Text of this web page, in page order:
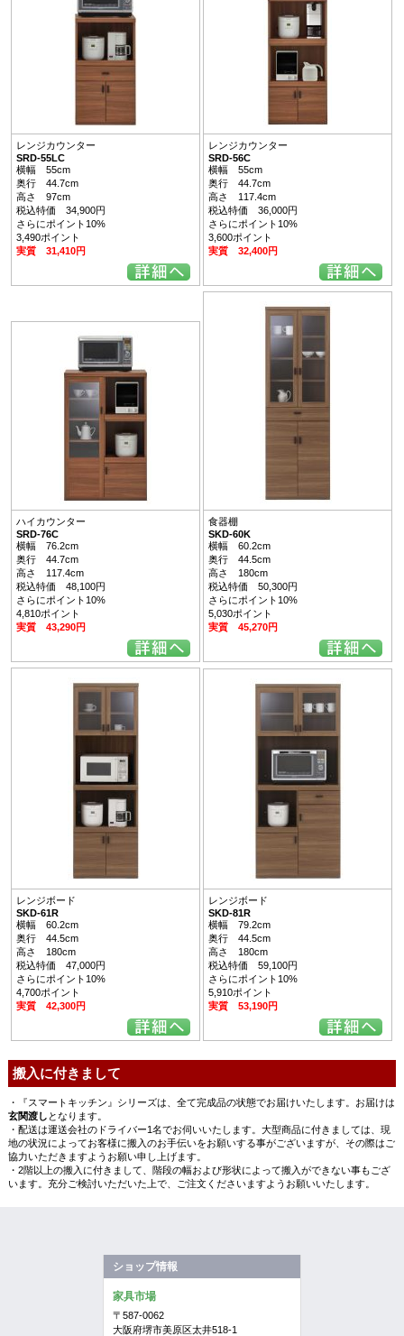
レンジカウンター
SRD-55LC
横幅 55cm
奥行 44.7cm
高さ 97cm
税込特価 34,900円
さらにポイント10%
3,490ポイント
実質 31,410円
レンジカウンター
SRD-56C
横幅 55cm
奥行 44.7cm
高さ 117.4cm
税込特価 36,000円
さらにポイント10%
3,600ポイント
実質 32,400円
ハイカウンター
SRD-76C
横幅 76.2cm
奥行 44.7cm
高さ 117.4cm
税込特価 48,100円
さらにポイント10%
4,810ポイント
実質 43,290円
食器棚
SKD-60K
横幅 60.2cm
奥行 44.5cm
高さ 180cm
税込特価 50,300円
さらにポイント10%
5,030ポイント
実質 45,270円
レンジボード
SKD-61R
横幅 60.2cm
奥行 44.5cm
高さ 180cm
税込特価 47,000円
さらにポイント10%
4,700ポイント
実質 42,300円
レンジボード
SKD-81R
横幅 79.2cm
奥行 44.5cm
高さ 180cm
税込特価 59,100円
さらにポイント10%
5,910ポイント
実質 53,190円
搬入に付きまして
・『スマートキッチン』シリーズは、全て完成品の状態でお届けいたします。お届けは
玄関渡し となります。
・配送は運送会社のドライバー1名でお伺いいたします。大型商品に付きましては、現
地の状況によってお客様に搬入のお手伝いをお願いする事がございますが、その際はご
協力いただきますようお願い申し上げます。
・2階以上の搬入に付きまして、階段の幅および形状によって搬入ができない事もござ
います。充分ご検討いただいた上で、ご注文くださいますようお願いいたします。
ショップ情報
家具市場
〒587-0062
大阪府堺市美原区太井518-1